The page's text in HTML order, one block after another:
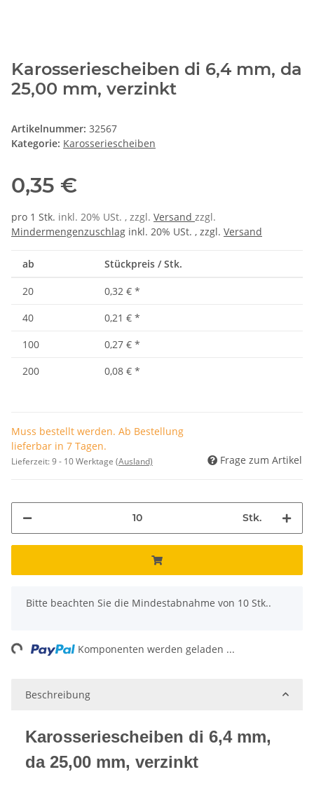
Karosseriescheiben di 6,4 mm, da
25,00 mm, verzinkt
Artikelnummer: 32567
Kategorie: Karosseriescheiben
0,35 €
pro 1 Stk. inkl. 20% USt. , zzgl. Versand zzgl.
Mindermengenzuschlag inkl. 20% USt. , zzgl. Versand
ab Stückpreis / Stk.
20 0,32 € *
40
0,21 € *
100
0,27 € *
200
0,08 € *
Muss bestellt werden. Ab Bestellung
lieferbar in 7 Tagen.
Lieferzeit:9 - 10 Werktage (Ausland) Frage zum Artikel
Stk.
x
Bitte beachten Sie die Mindestabnahme von 10 Stk..
Komponenten werden geladen ...
Beschreibung
Karosseriescheiben di 6,4 mm,
da 25,00 mm, verzinkt